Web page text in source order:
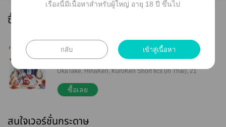
ซื้อ e-book ได้ที่นี่
Moulded by Gravity
A Collection of Haikyuu!! Fanfictions Pairings:
UkaTake, HinaKen, KuroKen Short fics (in Thai), 21
pages (86,000+ words) Copyright © Daiong 2022
Illustrator: sey – https://twitter.com/sey1234 Guest
Disclaimer: All characters related to Haikyuu!! are
ซื้อเลย
สนใจเวอร์ชั่นกระดาษ
เรื่องนี้มีเนื้อหาสำหรับผู้ใหญ่ อายุ 18 ปี ขึ้นไป
กลับ เข้าสู่เนื้อหา